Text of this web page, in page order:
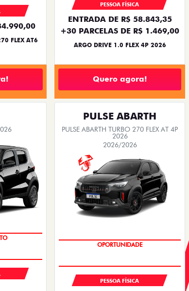
FLEX AT6
PESSOA FÍSICA
ENTRADA DE R$ 58.843,35
+30 PARCELAS DE R$ 1.469,00
ARGO DRIVE 1.0 FLEX 4P 2026
Quero agora!
PULSE ABARTH
PULSE ABARTH TURBO 270 FLEX AT 4P
2026
2026/2026
SAIA DE FIAT 0KM
PESSOA FÍSICA